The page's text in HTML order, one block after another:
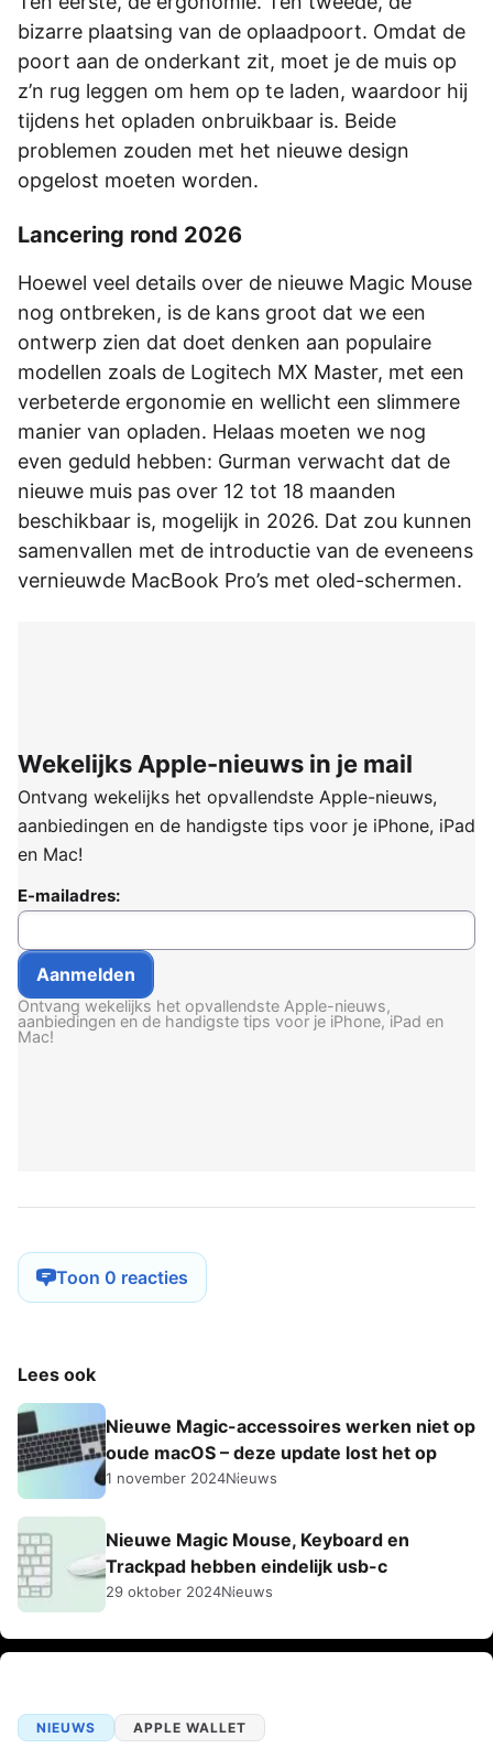
bizarre plaatsing van de oplaadpoort. Omdat de
poort aan de onderkant zit, moet je de muis op
z’n rug leggen om hem op te laden, waardoor hij
tijdens het opladen onbruikbaar is. Beide
problemen zouden met het nieuwe design
opgelost moeten worden.
Lancering rond 2026
Hoewel veel details over de nieuwe Magic Mouse
nog ontbreken, is de kans groot dat we een
ontwerp zien dat doet denken aan populaire
modellen zoals de Logitech MX Master, met een
verbeterde ergonomie en wellicht een slimmere
manier van opladen. Helaas moeten we nog
even geduld hebben: Gurman verwacht dat de
nieuwe muis pas over 12 tot 18 maanden
beschikbaar is, mogelijk in 2026. Dat zou kunnen
samenvallen met de introductie van de eveneens
vernieuwde MacBook Pro’s met oled-schermen.
Wekelijks Apple-nieuws in je mail
Ontvang wekelijks het opvallendste Apple-nieuws,
aanbiedingen en de handigste tips voor je iPhone, iPad
en Mac!
E-mailadres:
Ontvang wekelijks het opvallendste Apple-nieuws,
aanbiedingen en de handigste tips voor je iPhone, iPad en
Mac!
Toon 0 reacties
Lees ook
Nieuwe Magic-accessoires werken niet op
oude macOS – deze update lost het op
1 november 2024Nieuws
Nieuwe Magic Mouse, Keyboard en
Trackpad hebben eindelijk usb-c
29 oktober 2024Nieuws
NIEUWS APPLE WALLET